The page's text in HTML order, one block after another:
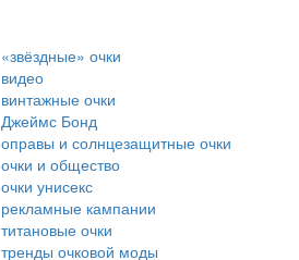
«звёздные» очки
видео
винтажные очки
Джеймс Бонд
оправы и солнцезащитные очки
очки и общество
очки унисекс
рекламные кампании
титановые очки
тренды очковой моды